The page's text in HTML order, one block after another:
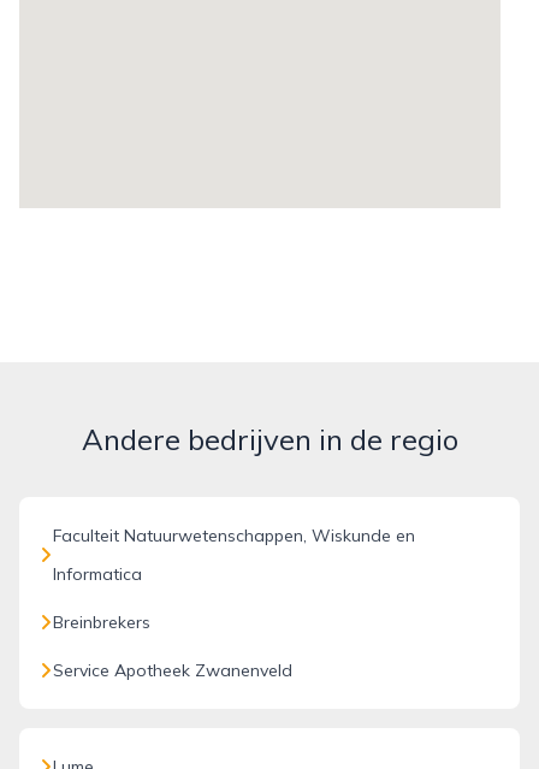
Andere bedrijven in de regio
Faculteit Natuurwetenschappen, Wiskunde en
Informatica
Breinbrekers
Service Apotheek Zwanenveld